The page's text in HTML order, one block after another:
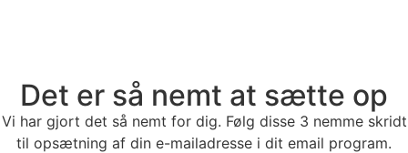
Det er så nemt at sætte op
Vi har gjort det så nemt for dig. Følg disse 3 nemme skridt
til opsætning af din e-mailadresse i dit email program.